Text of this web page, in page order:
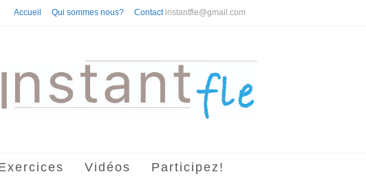
Accueil Qui sommes nous? Contact instantfle@gmail.com
Vidéos Participez!